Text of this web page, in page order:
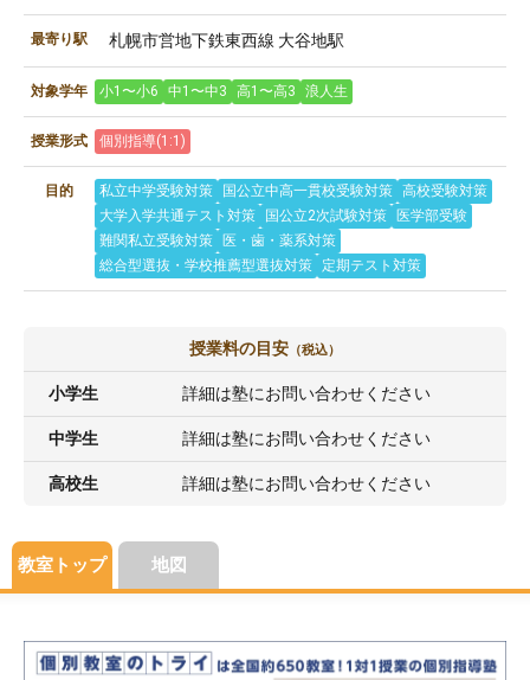
最寄り駅 札幌市営地下鉄東西線 大谷地駅
対象学年 小1〜小6 中1〜中3 高1〜高3 浪人生
授業形式 個別指導(1:1)
目的 私立中学受験対策 国公立中高一貫校受験対策 高校受験対策
大学入学共通テスト対策
国公立2次試験対策
医学部受験
難関私立受験対策
医・歯・薬系対策
総合型選抜・学校推薦型選抜対策
定期テスト対策
授業料の目安 （税込）
小学生 詳細は塾にお問い合わせください
中学生 詳細は塾にお問い合わせください
高校生 詳細は塾にお問い合わせください
教室トップ 地図